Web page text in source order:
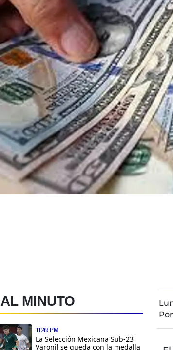
AL MINUTO
11:49 PM
La Selección Mexicana Sub-23
Varonil se queda con la medalla